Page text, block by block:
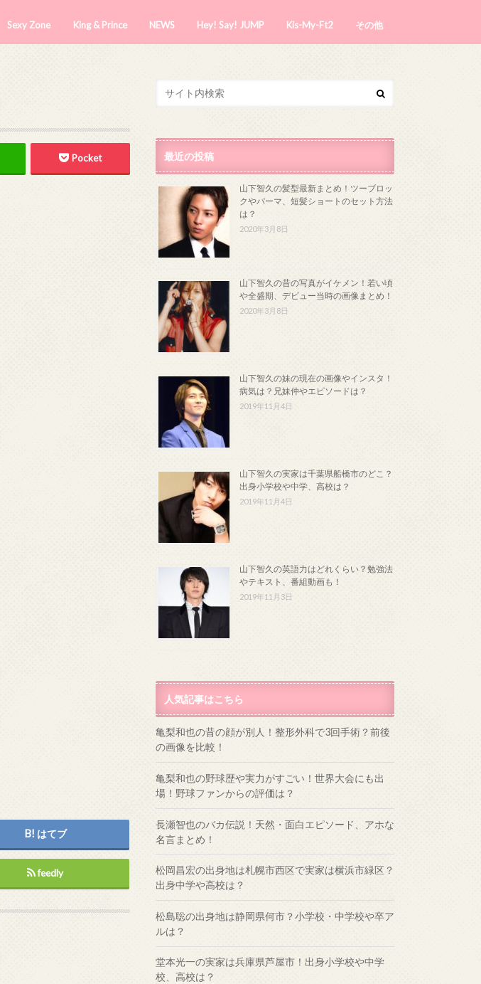
Sexy Zone King & Prince NEWS Hey! Say! JUMP Kis-My-Ft2 その他
Pocket
はてブ
feedly
最近の投稿
山下智久の髪型最新まとめ！ツーブロッ
クやパーマ、短髪ショートのセット方法
は？
2020年3月8日
山下智久の昔の写真がイケメン！若い頃
や全盛期、デビュー当時の画像まとめ！
2020年3月8日
山下智久の妹の現在の画像やインスタ！
病気は？兄妹仲やエピソードは？
2019年11月4日
山下智久の実家は千葉県船橋市のどこ？
出身小学校や中学、高校は？
2019年11月4日
山下智久の英語力はどれくらい？勉強法
やテキスト、番組動画も！
2019年11月3日
人気記事はこちら
亀梨和也の昔の顔が別人！整形外科で3回手術？前後
の画像を比較！
亀梨和也の野球歴や実力がすごい！世界大会にも出
場！野球ファンからの評価は？
長瀬智也のバカ伝説！天然・面白エピソード、アホな
名言まとめ！
松岡昌宏の出身地は札幌市西区で実家は横浜市緑区？
出身中学や高校は？
松島聡の出身地は静岡県何市？小学校・中学校や卒ア
ルは？
堂本光一の実家は兵庫県芦屋市！出身小学校や中学
校、高校は？